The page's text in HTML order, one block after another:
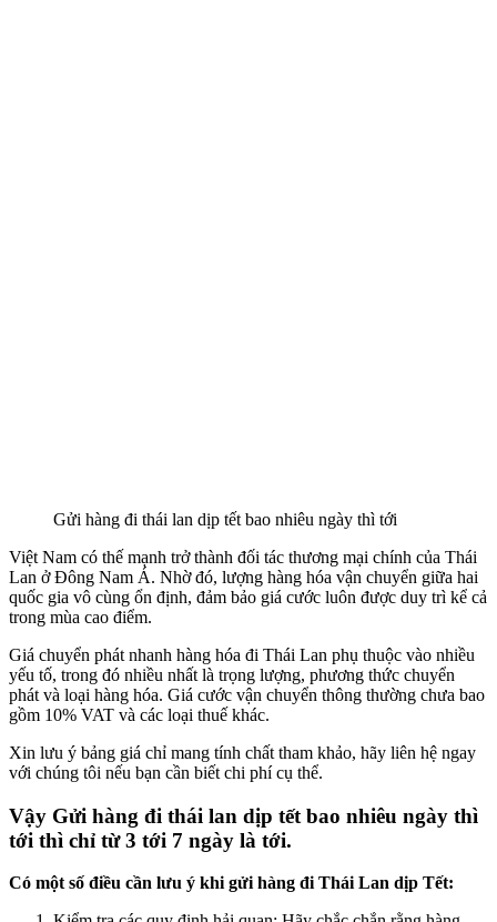
Gửi hàng đi thái lan dịp tết bao nhiêu ngày thì tới
Việt Nam có thế mạnh trở thành đối tác thương mại chính của Thái
Lan ở Đông Nam Á. Nhờ đó, lượng hàng hóa vận chuyển giữa hai
quốc gia vô cùng ổn định, đảm bảo giá cước luôn được duy trì kể cả
trong mùa cao điểm.
Giá chuyển phát nhanh hàng hóa đi Thái Lan phụ thuộc vào nhiều
yếu tố, trong đó nhiều nhất là trọng lượng, phương thức chuyển
phát và loại hàng hóa. Giá cước vận chuyển thông thường chưa bao
gồm 10% VAT và các loại thuế khác.
Xin lưu ý bảng giá chỉ mang tính chất tham khảo, hãy liên hệ ngay
với chúng tôi nếu bạn cần biết chi phí cụ thể.
Vậy Gửi hàng đi thái lan dịp tết bao nhiêu ngày thì
tới thì chỉ từ 3 tới 7 ngày là tới.
Có một số điều cần lưu ý khi gửi hàng đi Thái Lan dịp Tết: